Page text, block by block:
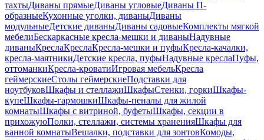
тахтыДиваны прямыеДиваны угловыеДиваны П-
образныеКухонные уголки, диваныДиваны
модульныеДетские диваныДиваны садовыеКомплекты мягкой
мебелиБескаркасные кресла-мешки и диваныНадувные
диваныКреслаКреслаКресла-мешки и пуфыКресла-качалки,
кресла-маятникиДетские кресла, пуфыНадувные креслаПуфы,
оттоманкиКресла-кроватиИгровая мебельКресла
геймерскиеСтолы геймерскиеПодставки для
ноутбуковШкафы и стеллажиШкафыСтенки, горкиШкафы-
купеШкафы-гармошкиШкафы-пеналы для жилой
комнатыШкафы с витриной, буфетыШкафы, секции в
прихожуюПолки, стеллажи, системы храненияШкафы для
ванной комнатыВешалки, подставки для зонтовКомоды,